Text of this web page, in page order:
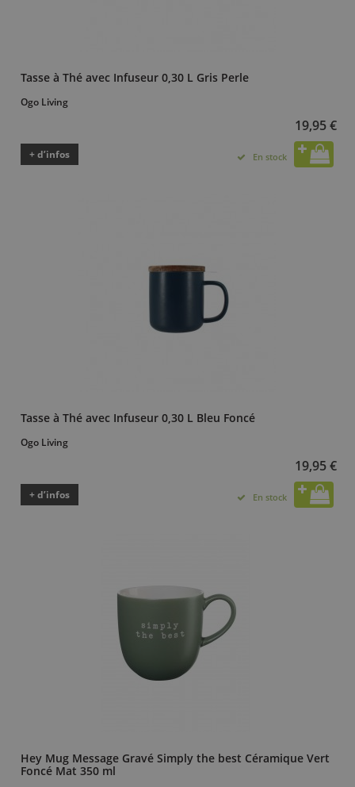
Tasse à Thé avec Infuseur 0,30 L Gris Perle
Ogo Living
19,95 €
+ d’infos En stock
Tasse à Thé avec Infuseur 0,30 L Bleu Foncé
Ogo Living
19,95 €
+ d’infos En stock
Hey Mug Message Gravé Simply the best Céramique Vert
Foncé Mat 350 ml